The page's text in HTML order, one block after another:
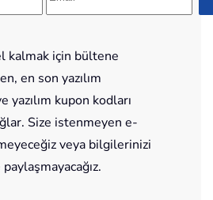
kalmak için bültene
en son yazılım
kupon kodları
Size istenmeyen e-
veya bilgilerinizi